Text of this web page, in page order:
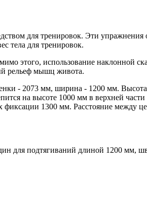
для тренировок. Эти упражнения
тела для тренировок.
этого, использование наклонной
рельеф мышц живота.
- 2073 мм, ширина - 1200 мм.
на высоте 1000 мм в верхней
фиксации 1300 мм. Расстояние между
для подтягиваний длиной 1200 мм,